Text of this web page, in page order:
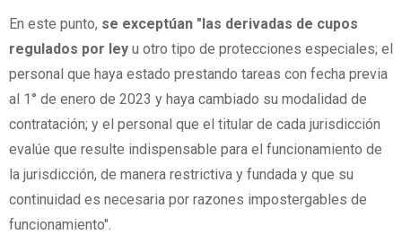
En este punto, se exceptúan "las derivadas de cupos
regulados por ley u otro tipo de protecciones especiales; el
personal que haya estado prestando tareas con fecha previa
al 1° de enero de 2023 y haya cambiado su modalidad de
contratación; y el personal que el titular de cada jurisdicción
evalúe que resulte indispensable para el funcionamiento de
la jurisdicción, de manera restrictiva y fundada y que su
continuidad es necesaria por razones impostergables de
funcionamiento".